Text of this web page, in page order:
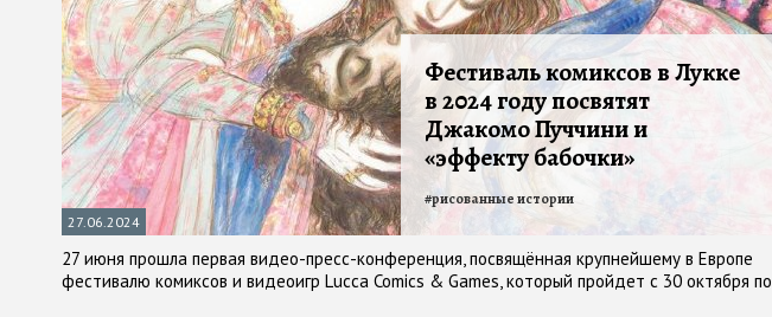
27.06.2024
Фестиваль комиксов в Лукке
в 2024 году посвятят
Джакомо Пуччини и
«эффекту бабочки»
27 июня прошла первая видео-пресс-конференция, посвящённая крупнейшему в Европе
фестивалю комиксов и видеоигр Lucca Comics & Games, который пройдет с 30 октября по
#рисованные истории